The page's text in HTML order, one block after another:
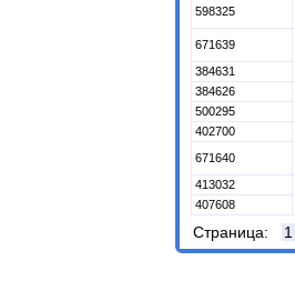
598325
671639
384631
384626
500295
402700
671640
413032
407608
Страница: 1